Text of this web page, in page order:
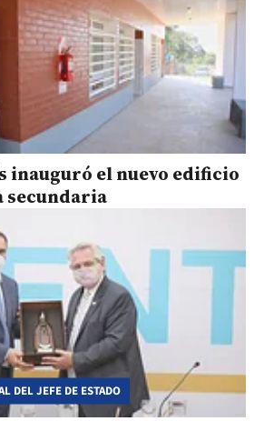
inauguró el nuevo edificio
secundaria
DEL JEFE DE ESTADO